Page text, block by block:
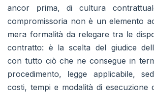
ancor prima, di cultura
compromissoria non è un elemento
mera formalità da relegare tra le
contratto: è la scelta del giudice
con tutto ciò che ne consegue in
procedimento, legge applicabile,
costi, tempi e modalità di esecuzione